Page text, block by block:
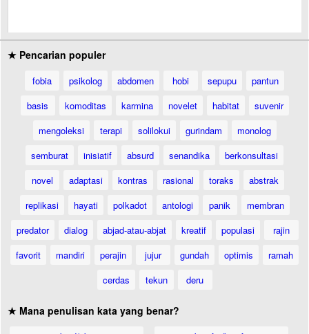
★ Pencarian populer
fobia psikolog abdomen hobi sepupu
pantun
basis
komoditas karmina novelet habitat
suvenir
mengoleksi
terapi solilokui gurindam
monolog
semburat
inisiatif absurd senandika
berkonsultasi
novel
adaptasi kontras rasional toraks
abstrak
replikasi
hayati polkadot antologi panik
membran
predator
dialog abjad-atau-abjat kreatif populasi
rajin
favorit
mandiri perajin jujur gundah optimis
ramah
cerdas
tekun deru
★ Mana penulisan kata yang benar?